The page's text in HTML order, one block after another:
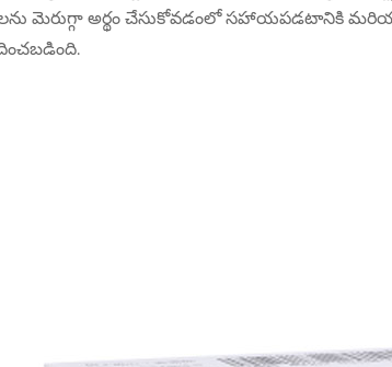
మెరుగ్గా అర్థం చేసుకోవడంలో సహాయపడటానికి